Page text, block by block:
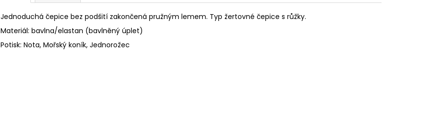
Jednoduchá čepice bez podšití zakončená pružným lemem. Typ žertovné čepice s růžky.
Materiál: bavlna/elastan (bavlněný úplet)
Potisk: Nota, Mořský koník, Jednorožec